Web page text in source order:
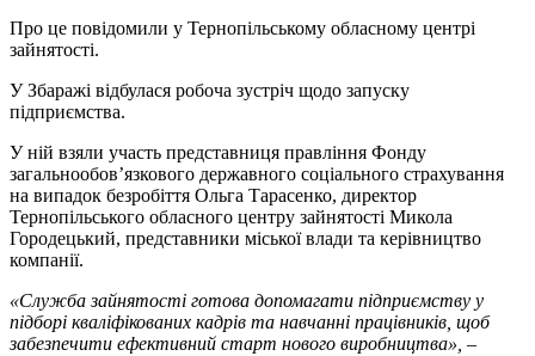
Про це повідомили у Тернопільському обласному центрі
зайнятості.
У Збаражі відбулася робоча зустріч щодо запуску
підприємства.
У ній взяли участь представниця правління Фонду
загальнообов’язкового державного соціального страхування
на випадок безробіття Ольга Тарасенко, директор
Тернопільського обласного центру зайнятості Микола
Городецький, представники міської влади та керівництво
компанії.
«Служба зайнятості готова допомагати підприємству у
підборі кваліфікованих кадрів та навчанні працівників, щоб
забезпечити ефективний старт нового виробництва», –